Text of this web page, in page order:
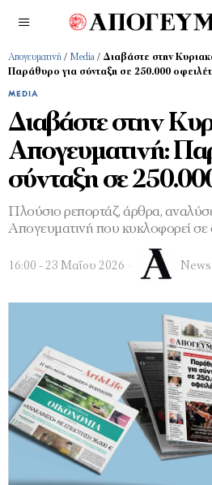
Απογευματινή / Media / Διαβάστε στην
Παράθυρο για σύνταξη σε 250.000
MEDIA
Διαβάστε στην
Απογευματινή:
σύνταξη σε
Πλούσιο ρεπορτάζ, άρθρα,
Απογευματινή που κυκλοφορεί σε
16:00 - 23 Μαΐου 2026